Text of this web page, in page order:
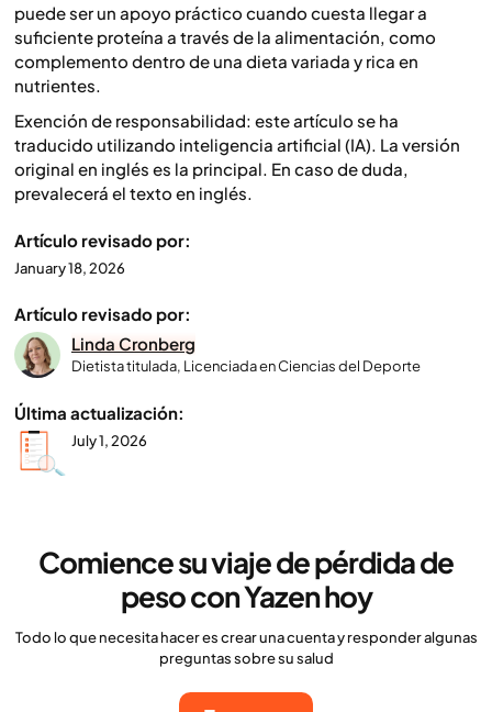
puede ser un apoyo práctico cuando cuesta llegar a
suficiente proteína a través de la alimentación, como
complemento dentro de una dieta variada y rica en
nutrientes.
Exención de responsabilidad: este artículo se ha
traducido utilizando inteligencia artificial (IA). La versión
original en inglés es la principal. En caso de duda,
prevalecerá el texto en inglés.
Artículo revisado por:
January 18, 2026
Artículo revisado por:
Linda Cronberg
Dietista titulada, Licenciada en Ciencias del Deporte
Última actualización:
July 1, 2026
Comience su viaje de pérdida de
peso con Yazen hoy
Todo lo que necesita hacer es crear una cuenta y responder algunas
preguntas sobre su salud